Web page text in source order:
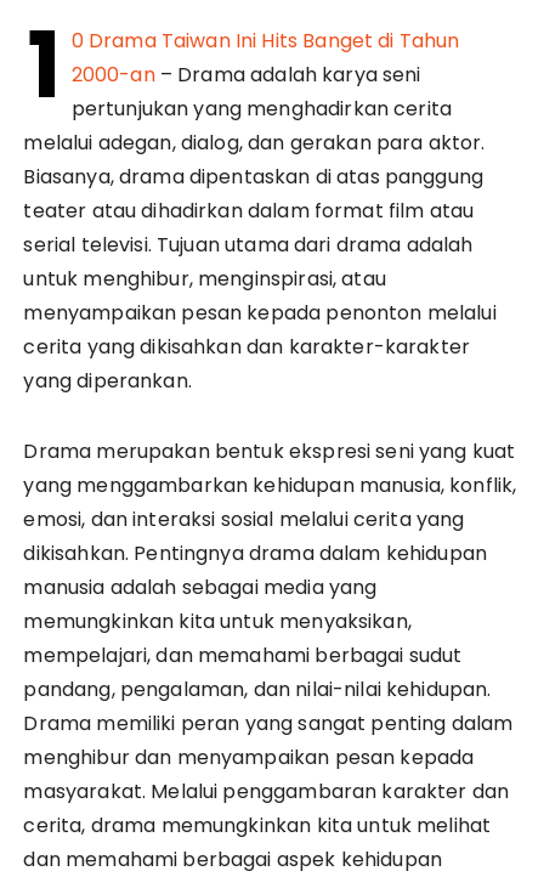
1
0 Drama Taiwan Ini Hits Banget di Tahun
2000-an– Drama adalah karya seni
pertunjukan yang menghadirkan cerita
melalui adegan, dialog, dan gerakan para aktor.
Biasanya, drama dipentaskan di atas panggung
teater atau dihadirkan dalam format film atau
serial televisi. Tujuan utama dari drama adalah
untuk menghibur, menginspirasi, atau
menyampaikan pesan kepada penonton melalui
cerita yang dikisahkan dan karakter-karakter
yang diperankan.
Drama merupakan bentuk ekspresi seni yang kuat
yang menggambarkan kehidupan manusia, konflik,
emosi, dan interaksi sosial melalui cerita yang
dikisahkan. Pentingnya drama dalam kehidupan
manusia adalah sebagai media yang
memungkinkan kita untuk menyaksikan,
mempelajari, dan memahami berbagai sudut
pandang, pengalaman, dan nilai-nilai kehidupan.
Drama memiliki peran yang sangat penting dalam
menghibur dan menyampaikan pesan kepada
masyarakat. Melalui penggambaran karakter dan
cerita, drama memungkinkan kita untuk melihat
dan memahami berbagai aspek kehidupan